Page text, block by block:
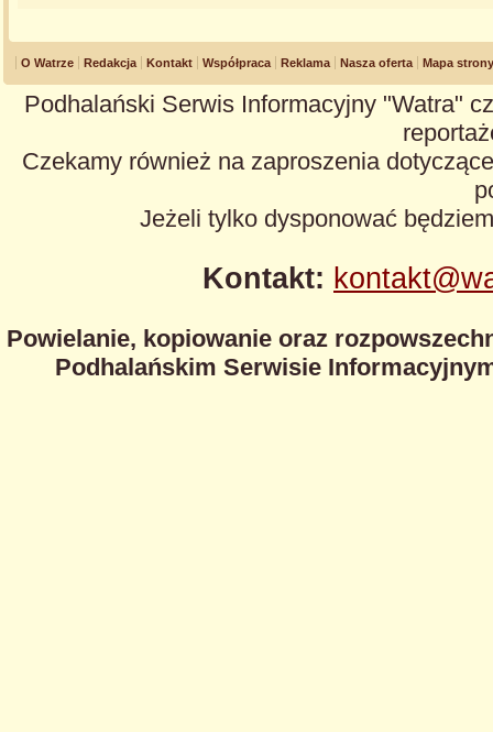
O Watrze Redakcja Kontakt Współpraca Reklama Nasza oferta Mapa strony
Podhalański Serwis Informacyjny "Watra"
Czekamy również na zaproszenia
Jeżeli tylko dysponować
Kontakt:
Powielanie, kopiowanie oraz
Podhalańskim Serwisie